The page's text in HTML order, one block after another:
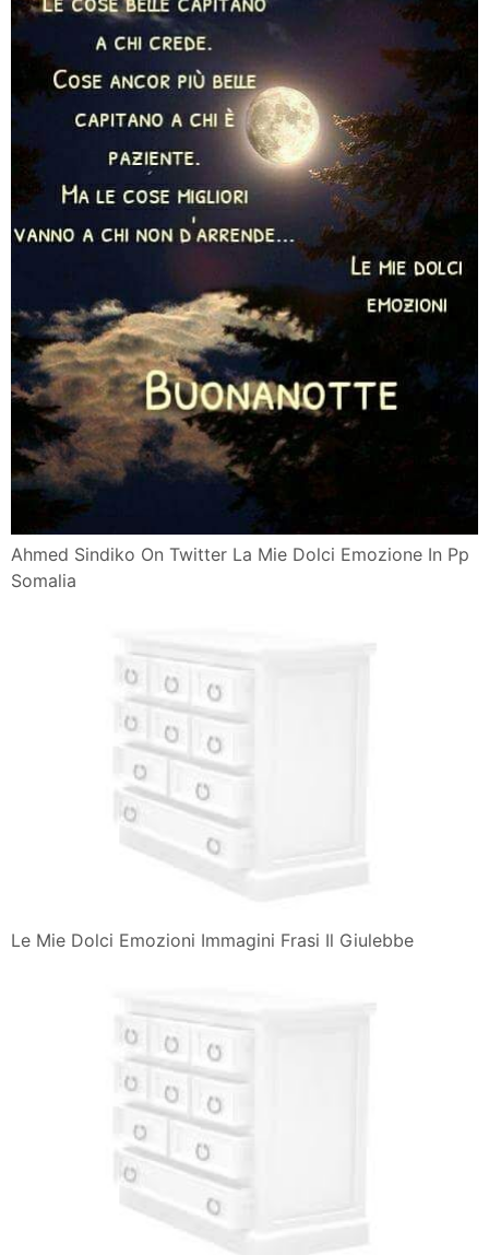
Ahmed Sindiko On Twitter La Mie Dolci Emozione In Pp
Somalia
Le Mie Dolci Emozioni Immagini Frasi Il Giulebbe